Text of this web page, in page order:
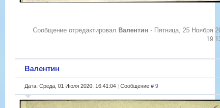
Сообщение отредактировал Валентин - Пятница, 25 Ноября
Валентин
Дата: Среда, 01 Июля 2020, 16:41:04 | Сообщение # 9